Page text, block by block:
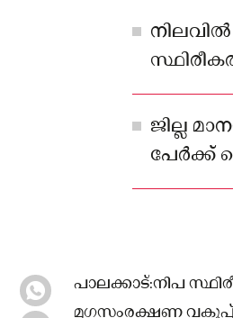
ജില്ല
പേർക്ക്
പാലക്കാട്:നിപ
മൃഗസംരക്ഷണ